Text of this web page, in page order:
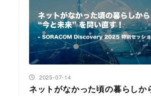
ネットがなかった頃の暮らしか
投稿日
2025-07-14